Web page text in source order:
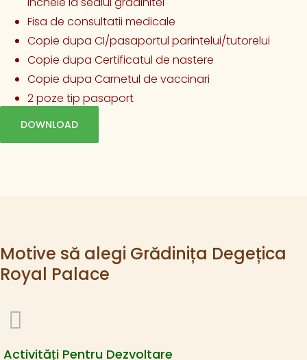
Fisa de consultatii medicale
Copie dupa CI/pasaportul parintelui/tutorelui
Copie dupa Certificatul de nastere
Copie dupa Carnetul de vaccinari
2 poze tip pasaport
DOWNLOAD
Motive să alegi Grădinița Degețica
Royal Palace
Activități Pentru Dezvoltare